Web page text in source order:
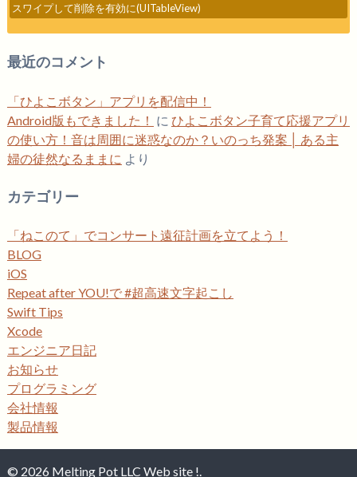
スワイプして削除を有効に(UITableView)
最近のコメント
「ひよこボタン」アプリを配信中！
Android版もできました！ に ひよこボタン子育て応援アプリ
の使い方！音は周囲に迷惑なのか？いのっち発案 │ ある主
婦の徒然なるままに より
カテゴリー
「ねこのて」でコンサート遠征計画を立てよう！
BLOG
iOS
Repeat after YOU!で #超高速文字起こし
Swift Tips
Xcode
エンジニア日記
お知らせ
プログラミング
会社情報
製品情報
© 2026 Melting Pot LLC Web site !.